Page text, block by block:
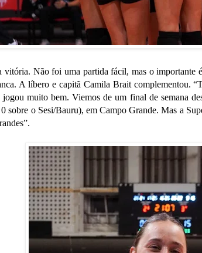
vitória. Não foi uma partida fácil, mas o importante
A líbero e capitã Camila Brait complementou.
muito bem. Viemos de um final de semana
sobre o Sesi/Bauru), em Campo Grande. Mas a